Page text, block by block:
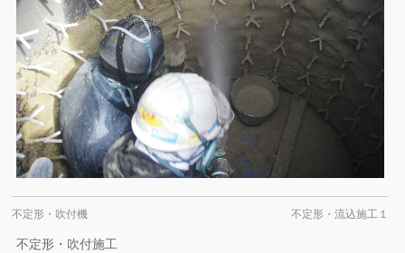
不定形・吹付機 不定形・流込施工１
不定形・吹付施工